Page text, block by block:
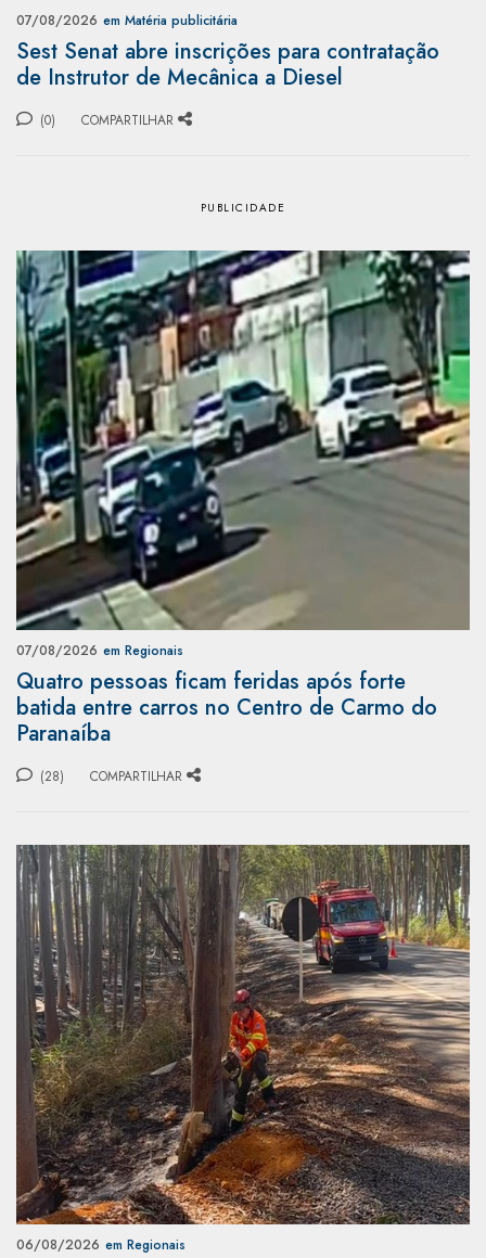
07/08/2026 em Matéria publicitária
Sest Senat abre inscrições para contratação
de Instrutor de Mecânica a Diesel
(0) COMPARTILHAR
07/08/2026 em Regionais
Quatro pessoas ficam feridas após forte
batida entre carros no Centro de Carmo do
Paranaíba
(28) COMPARTILHAR
06/08/2026 em Regionais